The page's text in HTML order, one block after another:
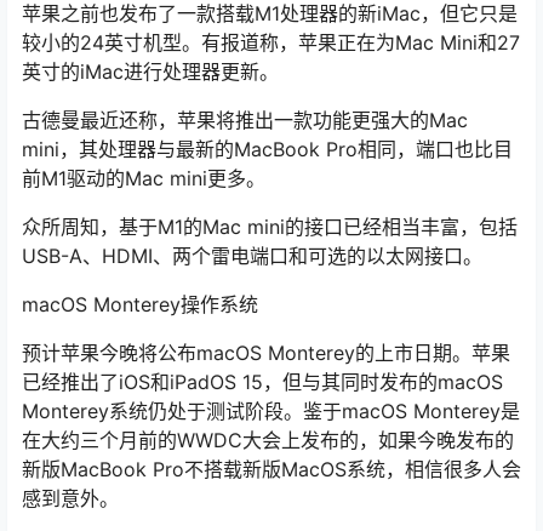
苹果之前也发布了一款搭载M1处理器的新iMac，但它只是
较小的24英寸机型。有报道称，苹果正在为Mac Mini和27
英寸的iMac进行处理器更新。
古德曼最近还称，苹果将推出一款功能更强大的Mac
mini，其处理器与最新的MacBook Pro相同，端口也比目
前M1驱动的Mac mini更多。
众所周知，基于M1的Mac mini的接口已经相当丰富，包括
USB-A、HDMI、两个雷电端口和可选的以太网接口。
macOS Monterey操作系统
预计苹果今晚将公布macOS Monterey的上市日期。苹果
已经推出了iOS和iPadOS 15，但与其同时发布的macOS
Monterey系统仍处于测试阶段。鉴于macOS Monterey是
在大约三个月前的WWDC大会上发布的，如果今晚发布的
新版MacBook Pro不搭载新版MacOS系统，相信很多人会
感到意外。